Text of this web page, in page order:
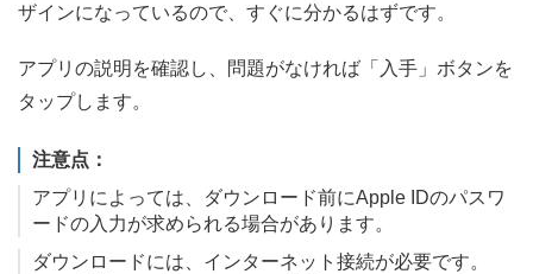
ザインになっているので、すぐに分かるはずです。
アプリの説明を確認し、問題がなければ「入手」ボタンを
タップします。
注意点：
アプリによっては、ダウンロード前にApple IDのパスワ
ードの入力が求められる場合があります。
ダウンロードには、インターネット接続が必要です。